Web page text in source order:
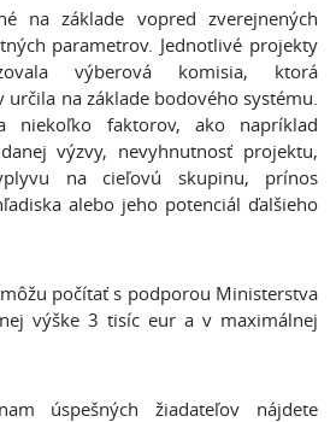
na základe vopred zverejnených
parametrov. Jednotlivé projekty
výberová komisia, ktorá
určila na základe bodového systému.
niekoľko faktorov, ako napríklad
výzvy, nevyhnutnosť projektu,
na cieľovú skupinu, prínos
alebo jeho potenciál ďalšieho
počítať s podporou Ministerstva
výške 3 tisíc eur a v maximálnej
úspešných žiadateľov nájdete